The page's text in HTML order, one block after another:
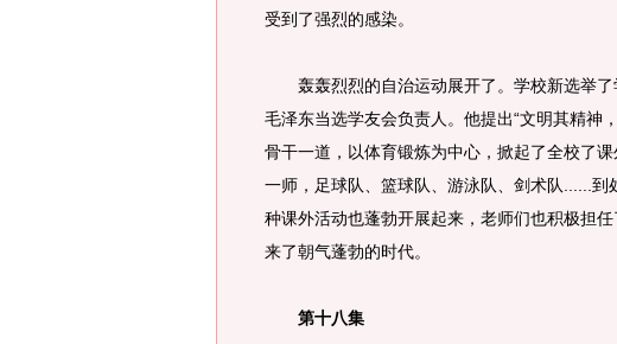
受到了强烈的感染。
轰轰烈烈的自治运动展开了。学校新选举了
毛泽东当选学友会负责人。他提出“文明其精神
骨干一道，以体育锻炼为中心，掀起了全校了
一师，足球队、篮球队、游泳队、剑术队......
种课外活动也蓬勃开展起来，老师们也积极担
来了朝气蓬勃的时代。
第十八集